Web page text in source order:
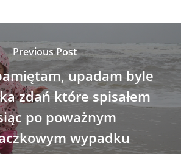
Previous Post
upadam byle
zdań które spisałem
po poważnym
wypadku